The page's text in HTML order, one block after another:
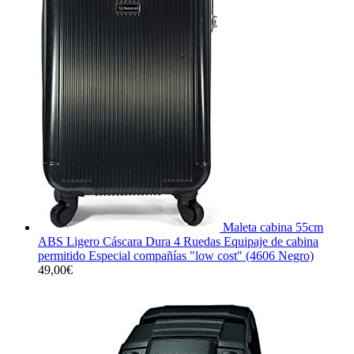
Maleta cabina 55cm
ABS Ligero Cáscara Dura 4 Ruedas Equipaje de cabina
permitido Especial compañías "low cost" (4606 Negro)
49,00€